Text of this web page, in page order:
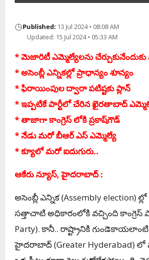
◷Published: 13 Jul 2024 • 08:08 AM
Updated: 15 Jul 2024 • 05:33 AM
* మెజారిటీ ఎమ్మెల్యేలను
* అసెంబ్లీ ఎన్నికల్లో ప్రాధాన్యం శూన్యం
* ఫిరాయింపుల ద్వారా పటిష్టకు ప్లాన్‌
* ఇప్పటికే పార్టీలో చేరిన ఖైరతాబాద్‌
* తాజాగా కాంగ్రెస్ లోకి ప్ర‌కాష్‌గౌడ్‌
* నేడు మ‌రో బీఆర్ ఎస్ ఎమ్మెల్యే
* క్యూలో మరో ఐదుగురు..
ఆకేరు న్యూస్, హైదరాబాద్ :
అసెంబ్లీ ఎన్నిక (Assembly election)
సత్తాచాటి అధికారంలోకి వచ్చింది కాంగ్రెస్‌
Party). కానీ.. రాష్ట్రానికి గుండెకాయ‌లాంటి
హైద‌రాబాద్‌ (Greater Hyderabad)లో